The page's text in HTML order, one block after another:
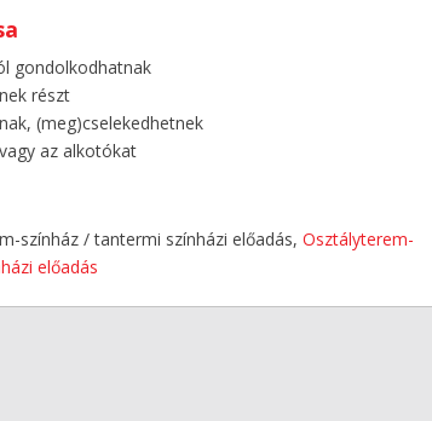
gondolkodhatnak
részt
(meg)cselekedhetnek
az alkotókat
színház / tantermi színházi előadás, Osztályterem-
előadás